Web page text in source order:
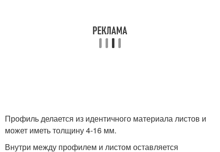
Профиль делается из идентичного материала листов и
может иметь толщину 4-16 мм.
Внутри между профилем и листом оставляется